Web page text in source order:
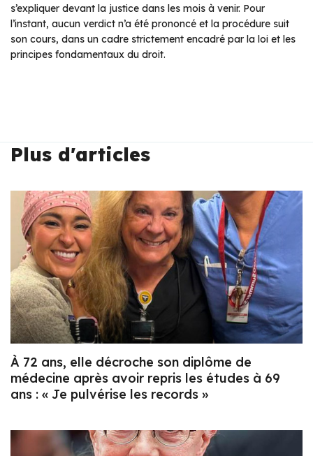
s’expliquer devant la justice dans les mois à venir. Pour
l’instant, aucun verdict n’a été prononcé et la procédure suit
son cours, dans un cadre strictement encadré par la loi et les
principes fondamentaux du droit.
Plus d'articles
À 72 ans, elle décroche son diplôme de
médecine après avoir repris les études à 69
ans : « Je pulvérise les records »